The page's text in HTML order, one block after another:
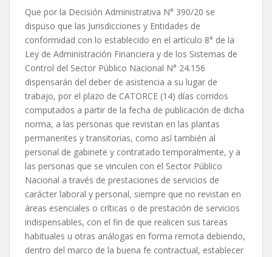
Que por la Decisión Administrativa N° 390/20 se
dispuso que las Jurisdicciones y Entidades de
conformidad con lo establecido en el artículo 8° de la
Ley de Administración Financiera y de los Sistemas de
Control del Sector Público Nacional N° 24.156
dispensarán del deber de asistencia a su lugar de
trabajo, por el plazo de CATORCE (14) días corridos
computados a partir de la fecha de publicación de dicha
norma, a las personas que revistan en las plantas
permanentes y transitorias, como así también al
personal de gabinete y contratado temporalmente, y a
las personas que se vinculen con el Sector Público
Nacional a través de prestaciones de servicios de
carácter laboral y personal, siempre que no revistan en
áreas esenciales o críticas o de prestación de servicios
indispensables, con el fin de que realicen sus tareas
habituales u otras análogas en forma remota debiendo,
dentro del marco de la buena fe contractual, establecer